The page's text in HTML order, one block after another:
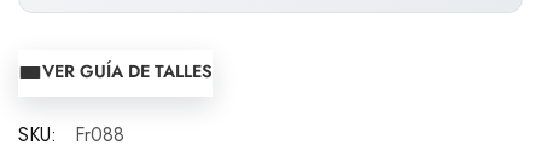
VER GUÍA DE TALLES
SKU:
Fr088